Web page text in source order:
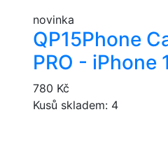
novinka
QP15Phone
PRO - iPhone
780 Kč
Kusů skladem: 4